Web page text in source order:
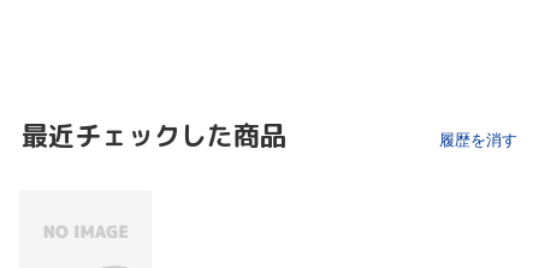
最近チェックした商品 履歴を消す